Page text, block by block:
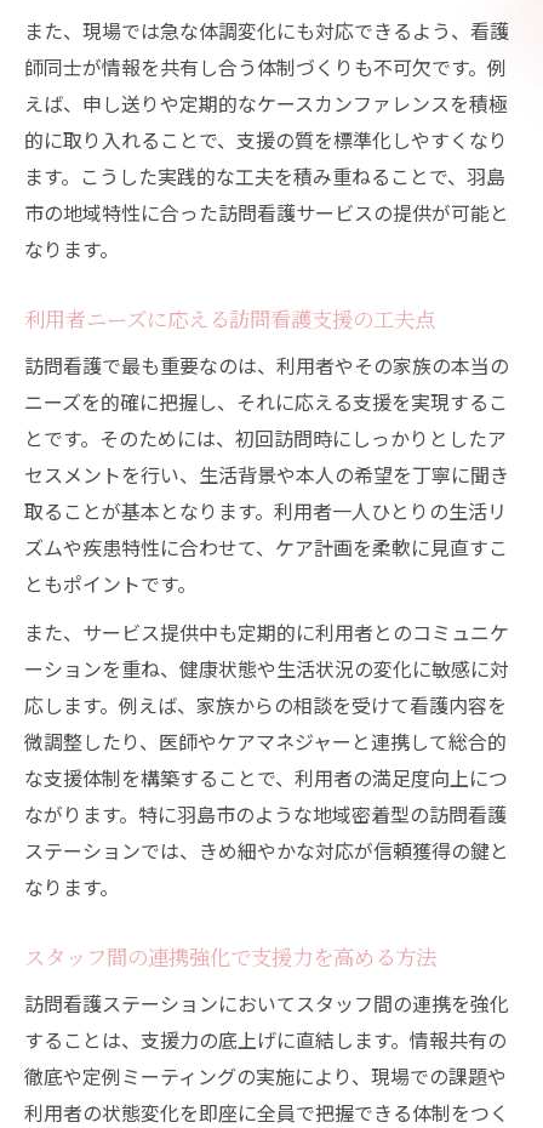
また、現場では急な体調変化にも対応できるよう、看護
師同士が情報を共有し合う体制づくりも不可欠です。例
えば、申し送りや定期的なケースカンファレンスを積極
的に取り入れることで、支援の質を標準化しやすくなり
ます。こうした実践的な工夫を積み重ねることで、羽島
市の地域特性に合った訪問看護サービスの提供が可能と
なります。
利用者ニーズに応える訪問看護支援の工夫点
訪問看護で最も重要なのは、利用者やその家族の本当の
ニーズを的確に把握し、それに応える支援を実現するこ
とです。そのためには、初回訪問時にしっかりとしたア
セスメントを行い、生活背景や本人の希望を丁寧に聞き
取ることが基本となります。利用者一人ひとりの生活リ
ズムや疾患特性に合わせて、ケア計画を柔軟に見直すこ
ともポイントです。
また、サービス提供中も定期的に利用者とのコミュニケ
ーションを重ね、健康状態や生活状況の変化に敏感に対
応します。例えば、家族からの相談を受けて看護内容を
微調整したり、医師やケアマネジャーと連携して総合的
な支援体制を構築することで、利用者の満足度向上につ
ながります。特に羽島市のような地域密着型の訪問看護
ステーションでは、きめ細やかな対応が信頼獲得の鍵と
なります。
スタッフ間の連携強化で支援力を高める方法
訪問看護ステーションにおいてスタッフ間の連携を強化
することは、支援力の底上げに直結します。情報共有の
徹底や定例ミーティングの実施により、現場での課題や
利用者の状態変化を即座に全員で把握できる体制をつく